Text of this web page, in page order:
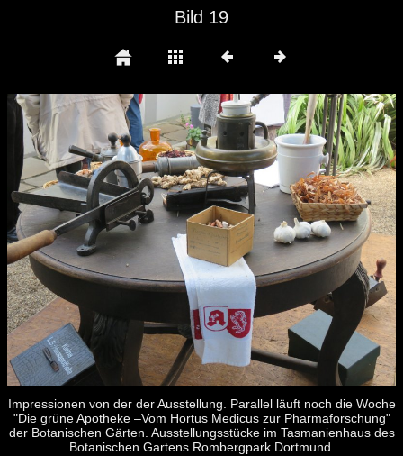
Bild 19
Impressionen von der der Ausstellung. Parallel läuft noch die Woche
"Die grüne Apotheke –Vom Hortus Medicus zur Pharmaforschung"
der Botanischen Gärten. Ausstellungsstücke im Tasmanienhaus des
Botanischen Gartens Rombergpark Dortmund.